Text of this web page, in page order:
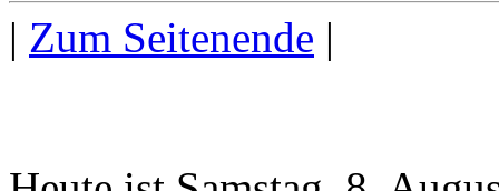
| Zum Seitenende |